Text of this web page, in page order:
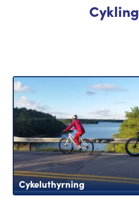
Cykling
Cykeluthyrning